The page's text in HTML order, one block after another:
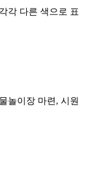
각 다른 색으로 표
놀이장 마련, 시원